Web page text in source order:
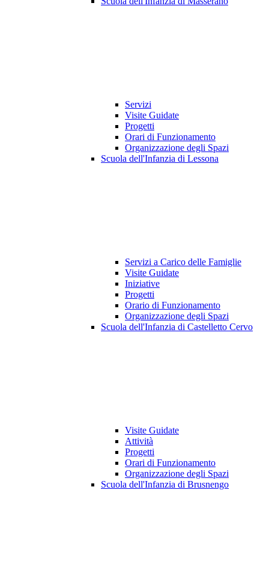
Servizi
Visite Guidate
Progetti
Orari di Funzionamento
Organizzazione degli Spazi
Scuola dell'Infanzia di Lessona
Servizi a Carico delle Famiglie
Visite Guidate
Iniziative
Progetti
Orario di Funzionamento
Organizzazione degli Spazi
Scuola dell'Infanzia di Castelletto Cervo
Visite Guidate
Attività
Progetti
Orari di Funzionamento
Organizzazione degli Spazi
Scuola dell'Infanzia di Brusnengo